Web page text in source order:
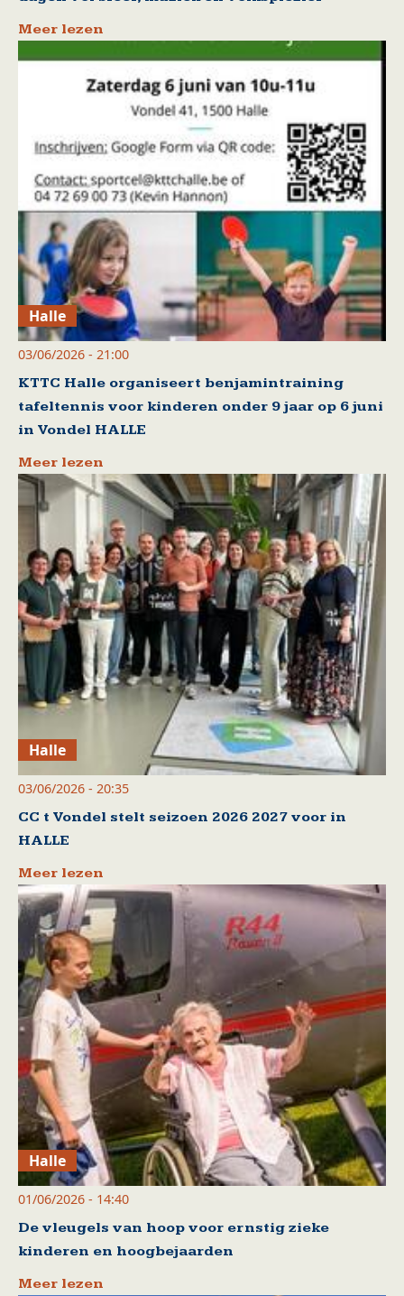
Meer lezen
Halle
03/06/2026 - 21:00
KTTC Halle organiseert benjamintraining
tafeltennis voor kinderen onder 9 jaar op 6 juni
in Vondel HALLE
Meer lezen
Halle
03/06/2026 - 20:35
CC t Vondel stelt seizoen 2026 2027 voor in
HALLE
Meer lezen
Halle
01/06/2026 - 14:40
De vleugels van hoop voor ernstig zieke
kinderen en hoogbejaarden
Meer lezen